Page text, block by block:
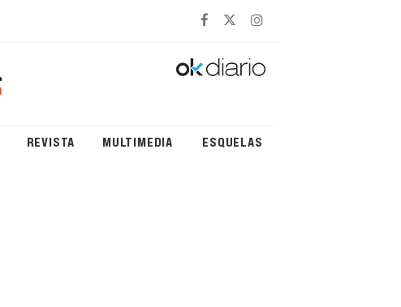
REVISTA MULTIMEDIA ESQUELAS